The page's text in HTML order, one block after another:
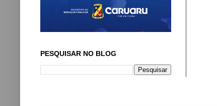
PESQUISAR NO BLOG